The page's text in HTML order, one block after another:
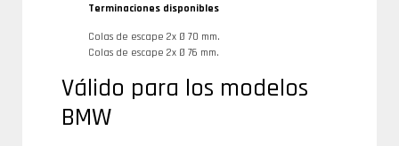
Terminaciones disponibles
Colas de escape 2x Ø 70 mm.
Colas de escape 2x Ø 76 mm.
Válido para los modelos
BMW